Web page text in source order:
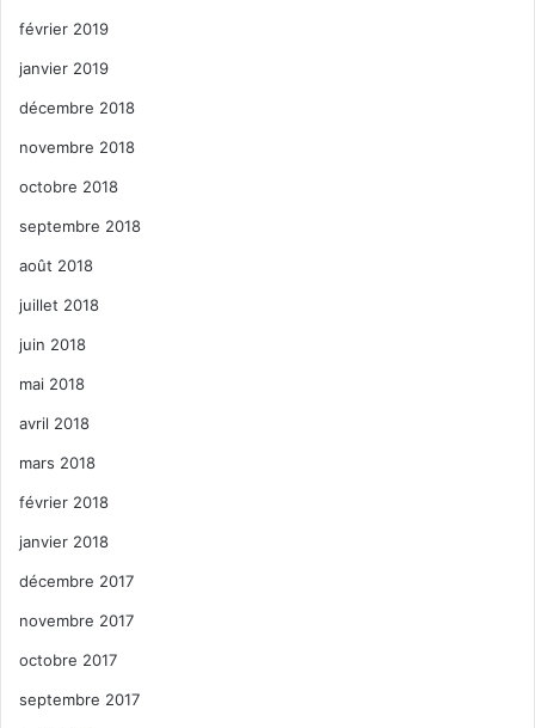
février 2019
janvier 2019
décembre 2018
novembre 2018
octobre 2018
septembre 2018
août 2018
juillet 2018
juin 2018
mai 2018
avril 2018
mars 2018
février 2018
janvier 2018
décembre 2017
novembre 2017
octobre 2017
septembre 2017